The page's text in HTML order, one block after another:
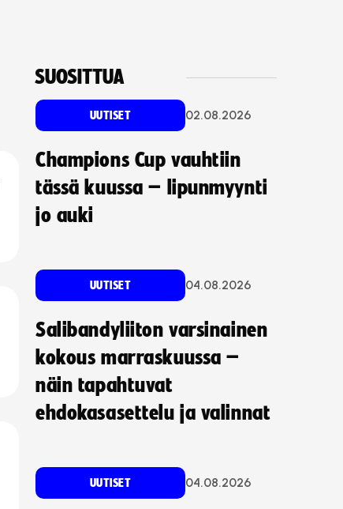
SUOSITTUA
UUTISET 02.08.2026
Champions Cup vauhtiin
tässä kuussa – lipunmyynti
jo auki
UUTISET 04.08.2026
Salibandyliiton varsinainen
kokous marraskuussa –
näin tapahtuvat
ehdokasasettelu ja valinnat
UUTISET 04.08.2026